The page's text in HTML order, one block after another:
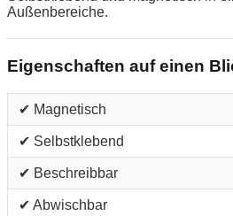
Außenbereiche.
Eigenschaften auf einen
✔ Magnetisch
✔ Selbstklebend
✔ Beschreibbar
✔ Abwischbar